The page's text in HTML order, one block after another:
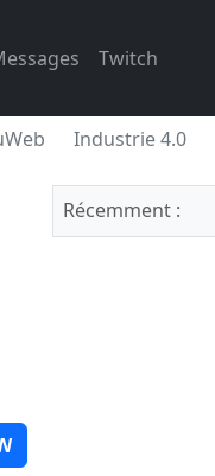
Twitch
Industrie 4.0
Récemment :